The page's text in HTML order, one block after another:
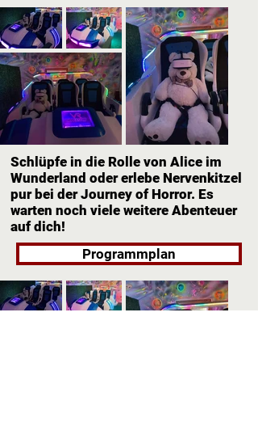
Schlüpfe in die Rolle von Alice im
Wunderland oder erlebe Nervenkitzel
pur bei der Journey of Horror. Es
warten noch viele weitere Abenteuer
auf dich!
Programmplan